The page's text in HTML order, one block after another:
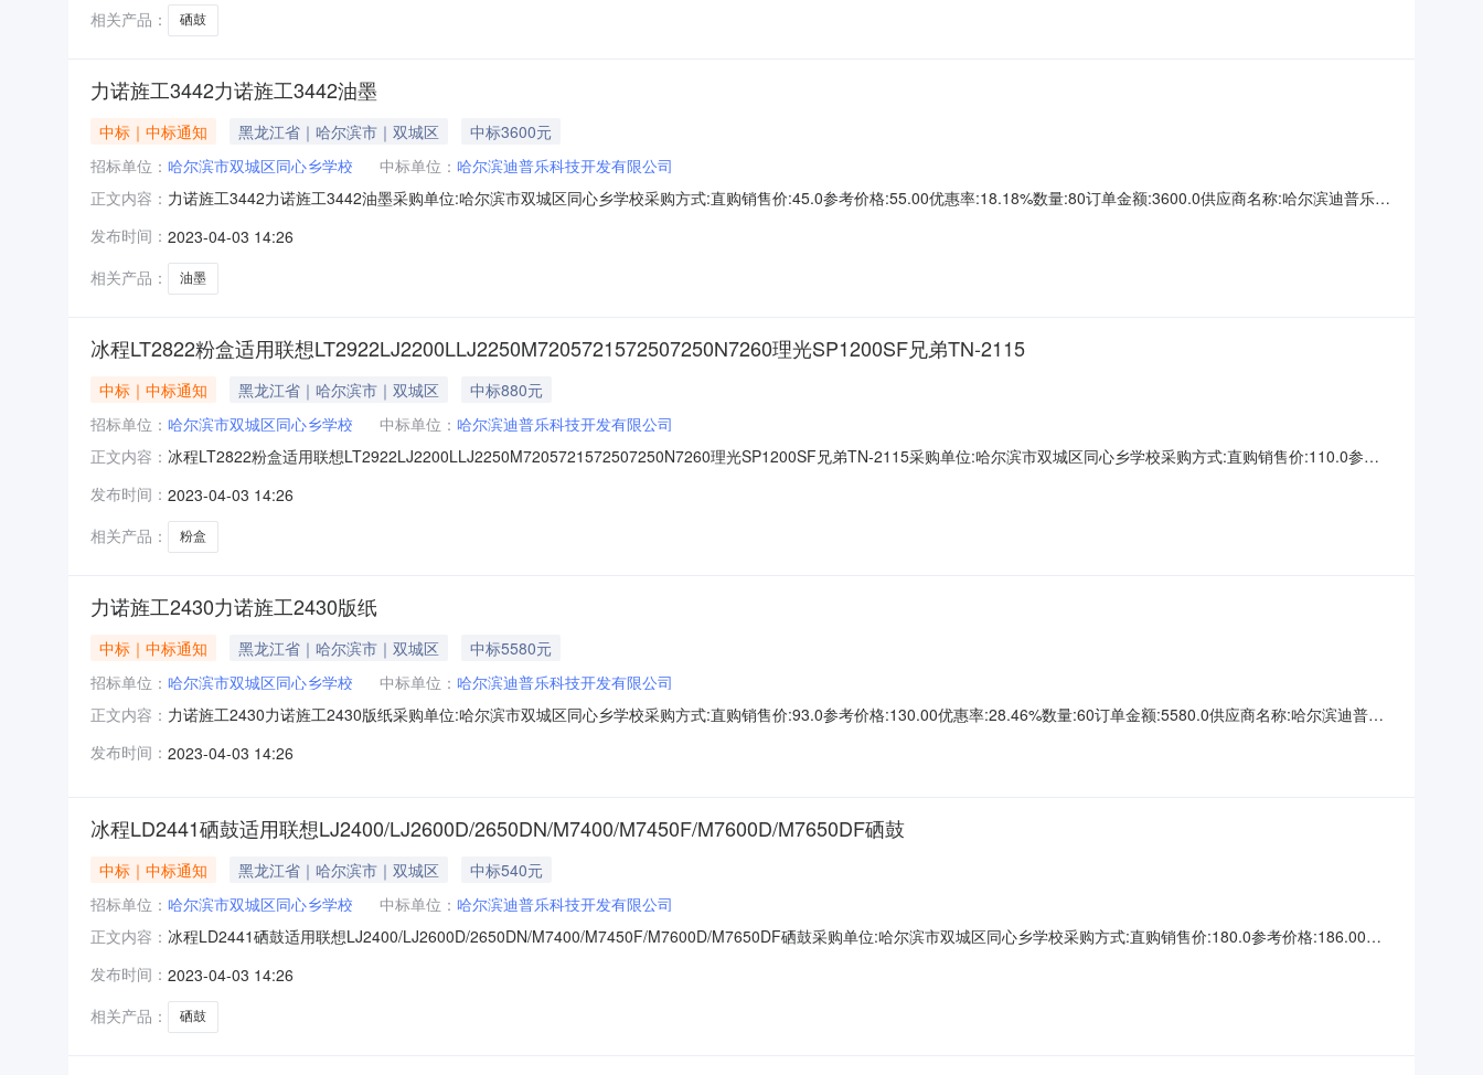
相关产品：
硒鼓
力诺旌工3442力诺旌工3442油墨
中标｜中标通知 黑龙江省｜哈尔滨市｜双城区
中标3600元
招标单位： 哈尔滨市双城区同心乡学校 中标单位： 哈尔滨迪普乐科技开发有限公司
正文内容： 力诺旌工3442力诺旌工3442油墨采购单位:哈尔滨市双城区同心乡学校采购方式:直购销售价:45.0参考价格:55.00优惠率:18.18%数量:80订单金额:3600.0供应商名称:哈尔滨迪普乐科
发布时间： 2023-04-03 14:26
相关产品：
油墨
冰程LT2822粉盒适用联想LT2922LJ2200LLJ2250M7205721572507250N7260理光SP1200SF兄弟TN-2115
中标｜中标通知 黑龙江省｜哈尔滨市｜双城区
中标880元
招标单位： 哈尔滨市双城区同心乡学校 中标单位： 哈尔滨迪普乐科技开发有限公司
正文内容： 冰程LT2822粉盒适用联想LT2922LJ2200LLJ2250M7205721572507250N7260理光SP1200SF兄弟TN-2115采购单位:哈尔滨市双城区同心乡学校采购方式:直购销售价:110.0参考
发布时间： 2023-04-03 14:26
相关产品：
粉盒
力诺旌工2430力诺旌工2430版纸
中标｜中标通知 黑龙江省｜哈尔滨市｜双城区
中标5580元
招标单位： 哈尔滨市双城区同心乡学校 中标单位： 哈尔滨迪普乐科技开发有限公司
正文内容： 力诺旌工2430力诺旌工2430版纸采购单位:哈尔滨市双城区同心乡学校采购方式:直购销售价:93.0参考价格:130.00优惠率:28.46%数量:60订单金额:5580.0供应商名称:哈尔滨迪普乐
发布时间： 2023-04-03 14:26
冰程LD2441硒鼓适用联想LJ2400/LJ2600D/2650DN/M7400/M7450F/M7600D/M7650DF硒鼓
中标｜中标通知 黑龙江省｜哈尔滨市｜双城区
中标540元
招标单位： 哈尔滨市双城区同心乡学校 中标单位： 哈尔滨迪普乐科技开发有限公司
正文内容： 冰程LD2441硒鼓适用联想LJ2400/LJ2600D/2650DN/M7400/M7450F/M7600D/M7650DF硒鼓采购单位:哈尔滨市双城区同心乡学校采购方式:直购销售价:180.0参考价格:186.00优
发布时间： 2023-04-03 14:26
相关产品：
硒鼓